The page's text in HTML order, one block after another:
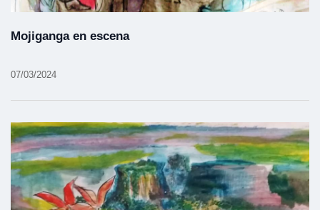
Mojiganga en escena
07/03/2024